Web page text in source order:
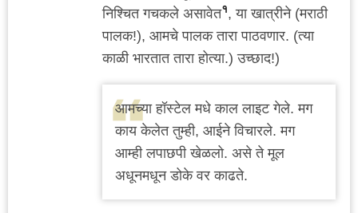
निश्चित गचकले असावेत१, या खात्रीने (मराठी
पालक!), आमचे पालक तारा पाठवणार. (त्या
काळी भारतात तारा होत्या.) उच्छाद!)
आमच्या हॉस्टेल मधे काल लाइट गेले. मग
काय केलेत तुम्ही, आईने विचारले. मग
आम्ही लपाछपी खेळलो. असे ते मूल
अधूनमधून डोके वर काढते.